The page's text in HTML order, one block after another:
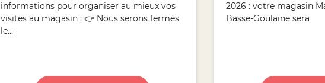
informations pour organiser au mieux vos
visites au magasin : 👉 Nous serons fermés
le...
2026 : votre magasin
Basse-Goulaine sera